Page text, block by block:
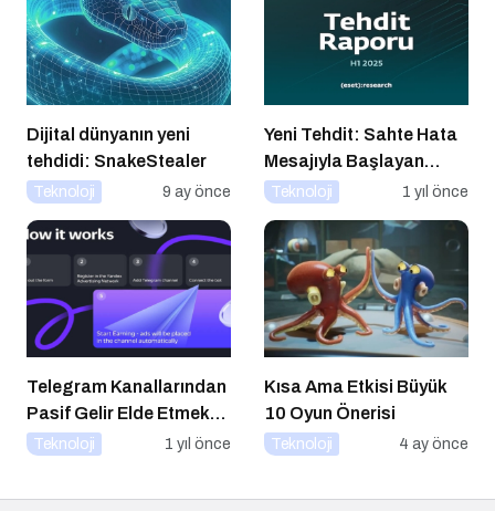
Dijital dünyanın yeni
tehdidi: SnakeStealer
Teknoloji 9 ay önce
Yeni Tehdit: Sahte Hata
Mesajıyla Başlayan
Siber Saldırılar
Teknoloji 1 yıl önce
Telegram Kanallarından
Pasif Gelir Elde Etmek
Artık Mümkün
Teknoloji 1 yıl önce
Kısa Ama Etkisi Büyük
10 Oyun Önerisi
Teknoloji 4 ay önce